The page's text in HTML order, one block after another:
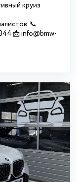
круиз
📞
📩 info@bmw-